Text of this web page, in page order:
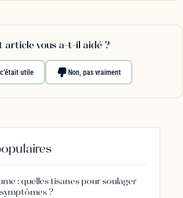
article vous a-t-il aidé ?
utile Non, pas vraiment
: quelles tisanes pour soulager
?